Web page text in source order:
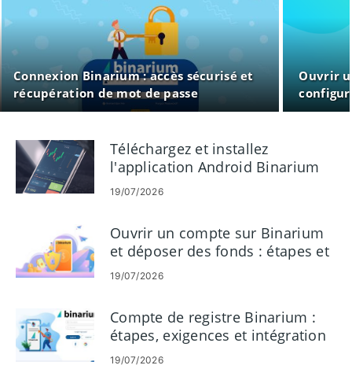
Connexion Binarium : accès sécurisé et
récupération de mot de passe
Ouvrir
trading
Téléchargez et installez
l'application Android Binarium
sur votre téléphone mobile
19/07/2026
Ouvrir un compte sur Binarium
et déposer des fonds : étapes et
exigences
19/07/2026
Compte de registre Binarium :
étapes, exigences et intégration
19/07/2026